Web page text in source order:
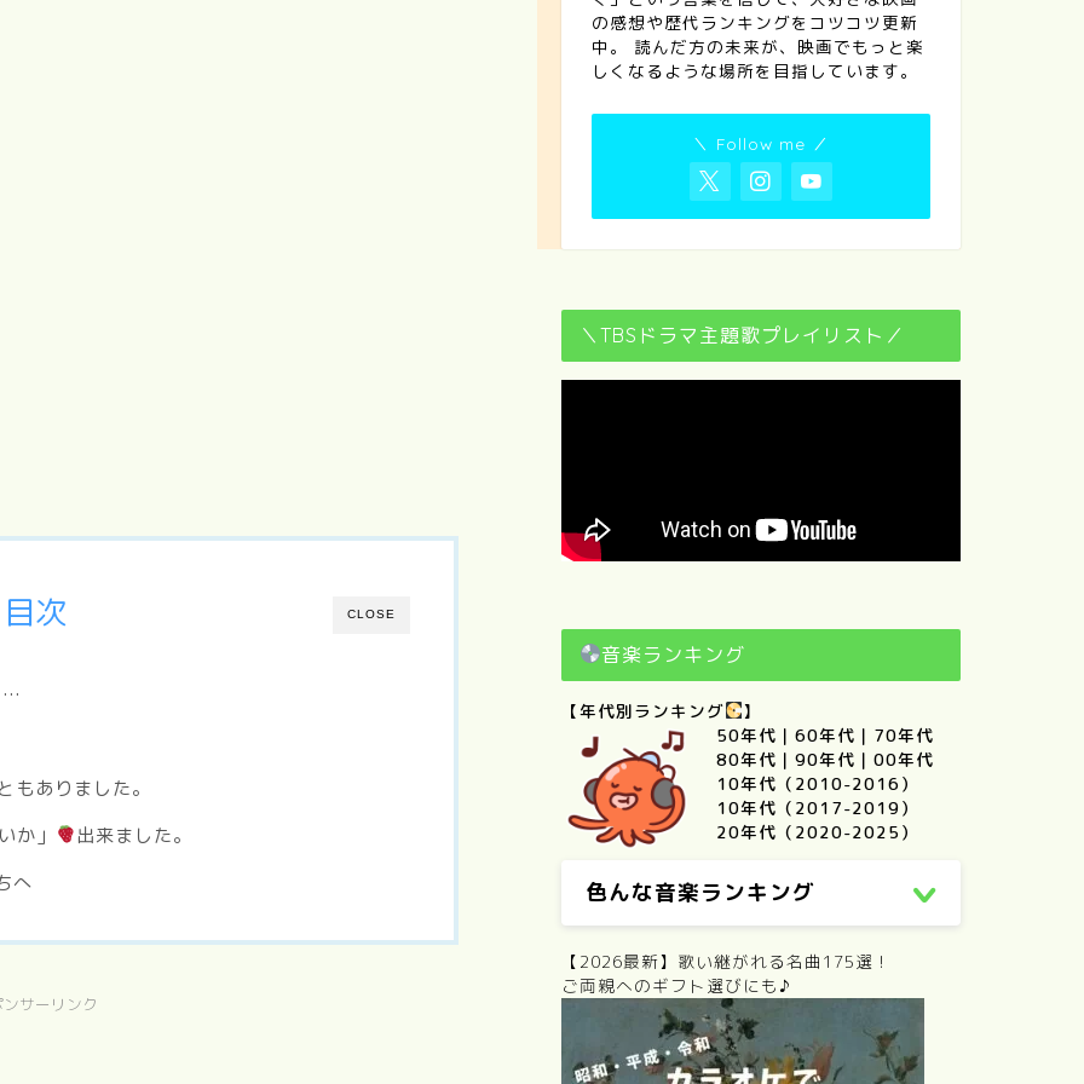
CLOSE
目次
…
もありました。
か」
出来ました。
へ
サーリンク
の感想や歴代ランキングをコツコツ更新
中。 読んだ方の未来が、映画でもっと楽
しくなるような場所を目指しています。
＼ Follow me ／
＼TBSドラマ主題歌プレイリスト／
音楽ランキング
【年代別ランキング
】
50年代 ｜ 60年代 ｜ 70年代
80年代 ｜ 90年代 ｜ 00年代
10年代（2010-2016）
10年代（2017-2019）
20年代（2020-2025）
色んな音楽ランキング
【2026最新】歌い継がれる名曲175選！
ご両親へのギフト選びにも♪